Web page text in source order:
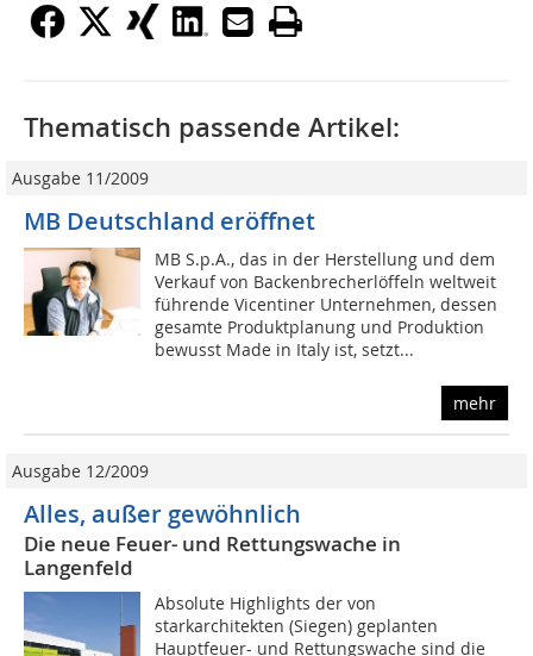
Thematisch passende Artikel:
Ausgabe 11/2009
MB Deutschland eröffnet
MB S.p.A., das in der Herstellung und dem
Verkauf von Backenbrecherlöffeln weltweit
führende Vicentiner Unternehmen, dessen
gesamte Produktplanung und Produktion
bewusst Made in Italy ist, setzt...
mehr
Ausgabe 12/2009
Alles, außer gewöhnlich
Die neue Feuer- und Rettungswache in
Langenfeld
Absolute Highlights der von
starkarchitekten (Siegen) geplanten
Hauptfeuer- und Rettungswache sind die